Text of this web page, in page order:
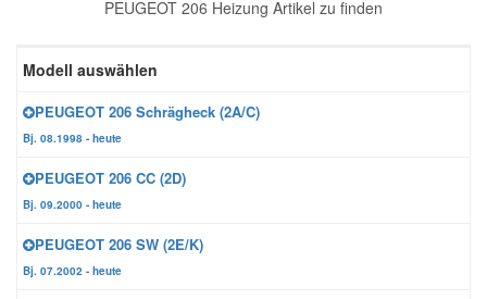
PEUGEOT 206 Heizung Artikel zu finden
Modell auswählen
PEUGEOT 206 Schrägheck (2A/C)
Bj. 08.1998 - heute
PEUGEOT 206 CC (2D)
Bj. 09.2000 - heute
PEUGEOT 206 SW (2E/K)
Bj. 07.2002 - heute
Zündanlage und Glühanlage